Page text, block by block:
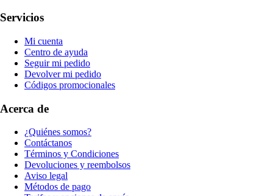
Servicios
Mi cuenta
Centro de ayuda
Seguir mi pedido
Devolver mi pedido
Códigos promocionales
Acerca de
¿Quiénes somos?
Contáctanos
Términos y Condiciones
Devoluciones y reembolsos
Aviso legal
Métodos de pago